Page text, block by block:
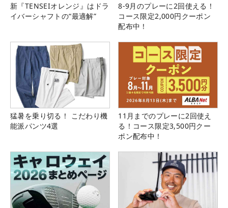
新『TENSEIオレンジ』はドラ
イバーシャフトの“最適解”
8-9月のプレーに2回使える！
コース限定2,000円クーポン
配布中！
猛暑を乗り切る！ こだわり機
能派パンツ4選
11月までのプレーに2回使え
る！コース限定3,500円クー
ポン配布中！